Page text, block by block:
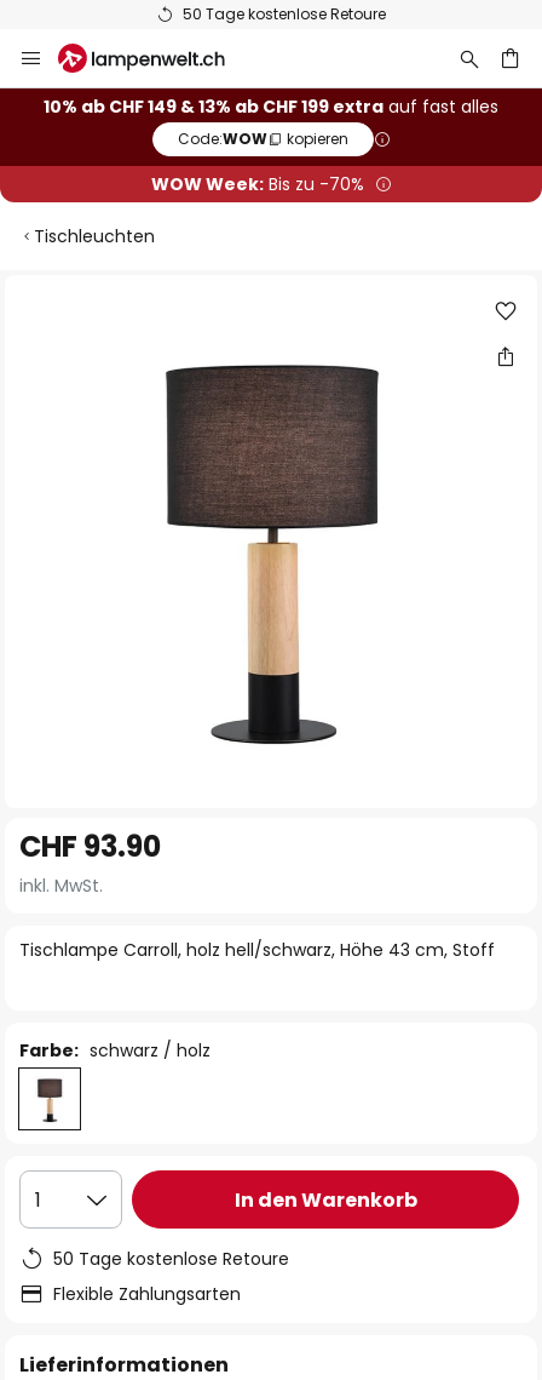
50 Tage kostenlose Retoure
Inhalt
springen
10% ab CHF 149 & 13% ab CHF 199 extra auf fast alles
Code:WOW kopieren
WOW Week:Bis zu -70%
Tischleuchten
Anfang
der
springen
Tischlampe Carroll, holz hell/schwarz, Höhe 43 cm, Stoff
CHF 93.90
inkl. MwSt.
Farbe: schwarz / holz
1 In den Warenkorb
50 Tage kostenlose Retoure
Flexible Zahlungsarten
Lieferinformationen